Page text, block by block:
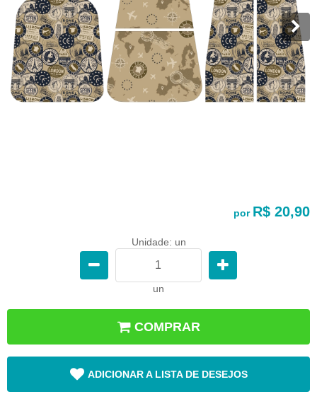
por R$ 20,90
Unidade: un
un
COMPRAR
ADICIONAR A LISTA DE DESEJOS